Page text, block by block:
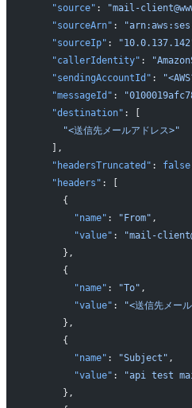
    "source"
: "mail-
    "sourceArn"
:
    "sourceIp"
:
    "callerIdentity"
:
    "sendingAccountId"
:
    "messageId"
:
    "destination"
: [
      "<送信先メールアドレス>"
    ],
    "headersTruncated"
: false
    "headers"
: [
      {
        "name"
: "From" ,
        "value"
:
"mail-
      },
      {
        "name"
: "To" ,
        "value"
:
"<送信先メー
      },
      {
        "name"
: "Subject" ,
        "value"
:
"api test
      },